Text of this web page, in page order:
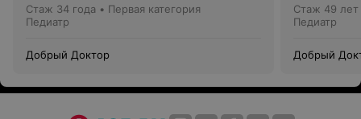
Стаж 34 года • Первая категория
Педиатр
Добрый Доктор
Стаж 49 лет
Педиатр
Добрый